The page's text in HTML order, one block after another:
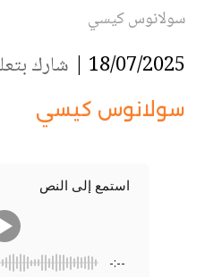
سولانوس كيسي
18/07/2025 | شارك
سولانوس كيسي
استمع إلى النص
-:--